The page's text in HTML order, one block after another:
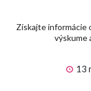
Získajte informácie
výskume
13